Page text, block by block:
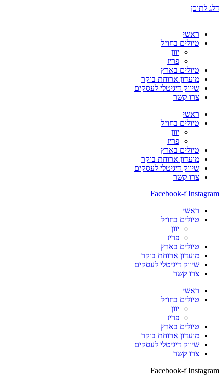
דלג לתוכן
ראשי
טיולים בחו״ל
יוון
פריז
טיולים בארץ
מועדון ארוחת בוקר
שיווק דיגיטלי לעסקים
צרו קשר
ראשי
טיולים בחו״ל
יוון
פריז
טיולים בארץ
מועדון ארוחת בוקר
שיווק דיגיטלי לעסקים
צרו קשר
Facebook-f Instagram
ראשי
טיולים בחו״ל
יוון
פריז
טיולים בארץ
מועדון ארוחת בוקר
שיווק דיגיטלי לעסקים
צרו קשר
ראשי
טיולים בחו״ל
יוון
פריז
טיולים בארץ
מועדון ארוחת בוקר
שיווק דיגיטלי לעסקים
צרו קשר
Facebook-f Instagram